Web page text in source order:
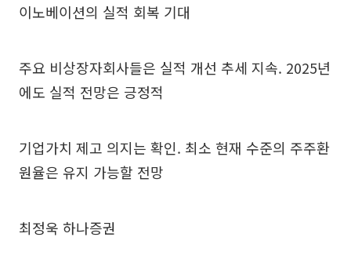
이노베이션의 실적 회복 기대
주요 비상장자회사들은 실적 개선 추세 지속. 2025년
에도 실적 전망은 긍정적
기업가치 제고 의지는 확인. 최소 현재 수준의 주주환
원율은 유지 가능할 전망
최정욱 하나증권